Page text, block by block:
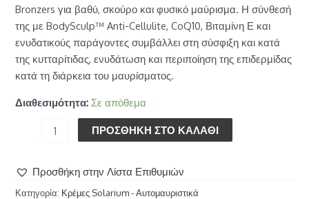
Bronzers για βαθύ, σκούρο και φυσικό μαύρισμα. Η σύνθεσή
της με BodySculp™ Anti-Cellulite, CoQ10, Βιταμίνη Ε και
ενυδατικούς παράγοντες συμβάλλει στη σύσφιξη και κατά
της κυτταρίτιδας, ενυδάτωση και περιποίηση της επιδερμίδας
κατά τη διάρκεια του μαυρίσματος.
Διαθεσιμότητα: Σε απόθεμα
ΠΡΟΣΘΉΚΗ ΣΤΟ ΚΑΛΆΘΙ
Προσθήκη στην Λίστα Επιθυμιών
Κατηγορία: Κρέμες Solarium - Αυτομαυριστικά